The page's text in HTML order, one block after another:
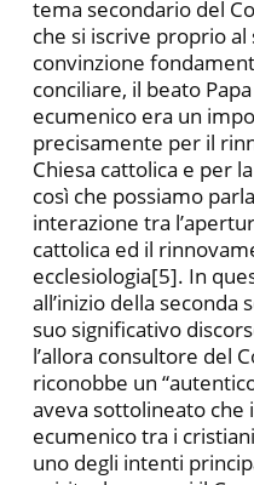
tema secondario del
che si iscrive proprio
convinzione
conciliare, il beato
ecumenico era un
precisamente per il
Chiesa cattolica e per
così che possiamo
interazione tra
cattolica ed il
ecclesiologia[5]. In
all’inizio della seconda
suo significativo
l’allora consultore del
riconobbe un
aveva sottolineato che
ecumenico tra i
uno degli intenti